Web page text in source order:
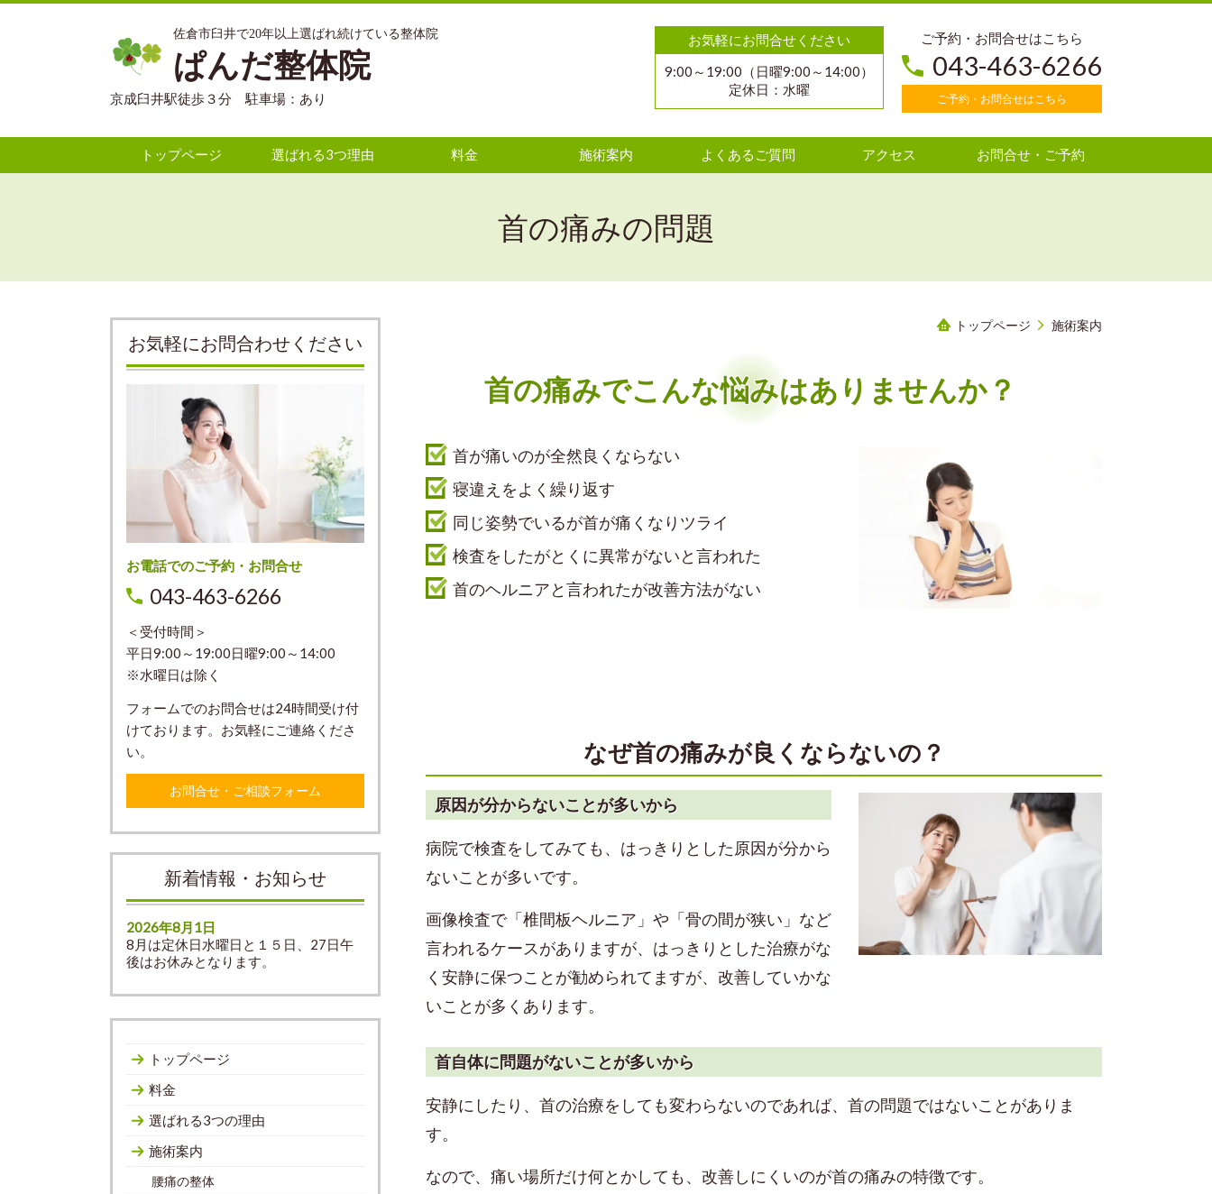
佐倉市臼井で20年以上選ばれ続けている整体院
ぱんだ整体院
京成臼井駅徒歩３分 駐車場：あり
お気軽にお問合せください
9:00～19:00（日曜9:00～14:00）
定休日：水曜
ご予約・お問合せはこちら
043-463-6266
ご予約・お問合せはこちら
トップページ 選ばれる3つ理由 料金 施術案内 よくあるご質問 アクセス お問合せ・ご予約
首の痛みの問題
トップページ 施術案内
首の痛みでこんな悩みはありませんか？
首が痛いのが全然良くならない
寝違えをよく繰り返す
同じ姿勢でいるが首が痛くなりツライ
検査をしたがとくに異常がないと言われた
首のヘルニアと言われたが改善方法がない
なぜ首の痛みが良くならないの？
原因が分からないことが多いから
病院で検査をしてみても、はっきりとした原因が分から
ないことが多いです。
画像検査で「椎間板ヘルニア」や「骨の間が狭い」など
言われるケースがありますが、はっきりとした治療がな
く安静に保つことが勧められてますが、改善していかな
いことが多くあります。
首自体に問題がないことが多いから
安静にしたり、首の治療をしても変わらないのであれば、首の問題ではないことがありま
す。
なので、痛い場所だけ何とかしても、改善しにくいのが首の痛みの特徴です。
お気軽にお問合わせください
お電話でのご予約・お問合せ
043-463-6266
＜受付時間＞
平日9:00～19:00日曜9:00～14:00
※水曜日は除く
フォームでのお問合せは24時間受け付
けております。お気軽にご連絡くださ
い。
お問合せ・ご相談フォーム
新着情報・お知らせ
2026年8月1日
8月は定休日水曜日と１５日、27日午
後はお休みとなります。
トップページ
料金
選ばれる3つの理由
施術案内
腰痛の整体